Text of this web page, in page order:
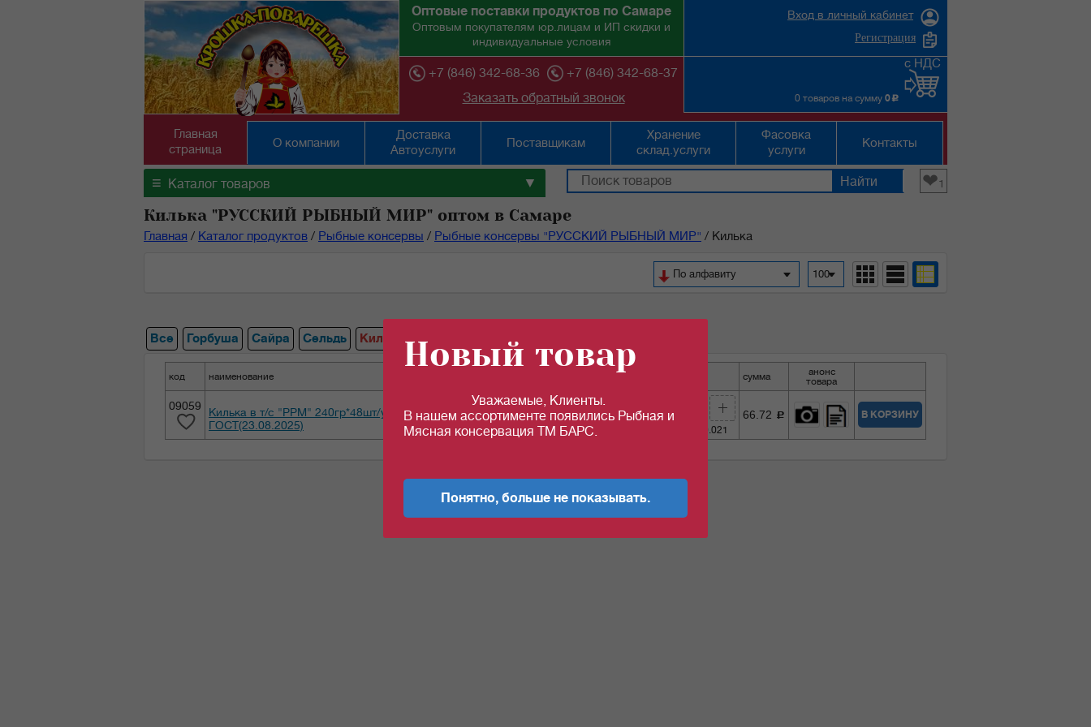
Оптовые поставки продуктов по Самаре
Оптовым покупателям юр.лицам и ИП скидки и
индивидуальные условия
+7 (846) 342-68-36
+7 (846) 342-68-37
Заказать обратный звонок
Вход в личный кабинет
Регистрация
0 товаров на сумму 0 c
с НДС
Главная
страница
О компании
Доставка
Автоуслуги
Поставщикам
Хранение
склад.услуги
Фасовка
услуги
Контакты
≡ Каталог товаров ▼ ❤1
Килька "РУССКИЙ РЫБНЫЙ МИР" оптом в Самаре
Главная / Каталог продуктов / Рыбные консервы / Рыбные консервы "РУССКИЙ РЫБНЫЙ МИР" / Килька
100
По алфавиту
Все Горбуша Сайра Сельдь Килька Скумбрия
код наименование сумма
анонс
товара
09059
Килька в т/с "РРМ" 240гр*48шт/уп
ГОСТ(23.08.2025)
шт 66.72c за 1 шт
0.021
66.72 c В КОРЗИНУ
Новый товар
Уважаемые, Клиенты.
В нашем ассортименте появились Рыбная и
Мясная консервация ТМ БАРС.
Понятно, больше не показывать.